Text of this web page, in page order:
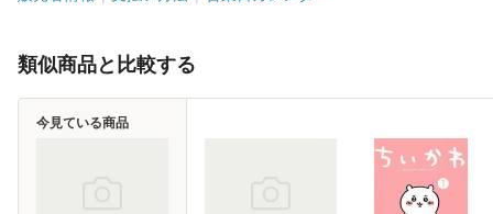
類似商品と比較する
今見ている商品